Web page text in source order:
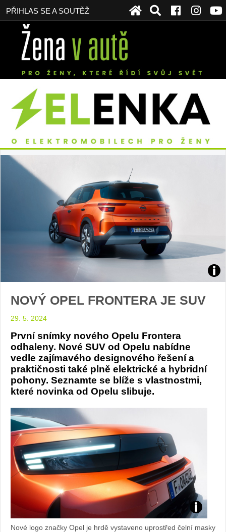
PŘIHLAS SE A SOUTĚŽ
NOVÝ OPEL FRONTERA JE SUV
29. 5. 2024
První snímky nového Opelu Frontera
odhaleny. Nové SUV od Opelu nabídne
vedle zajímavého designového řešení a
praktičnosti také plně elektrické a hybridní
pohony. Seznamte se blíže s vlastnostmi,
které novinka od Opelu slibuje.
Nové logo značky Opel je hrdě vystaveno uprostřed čelní masky